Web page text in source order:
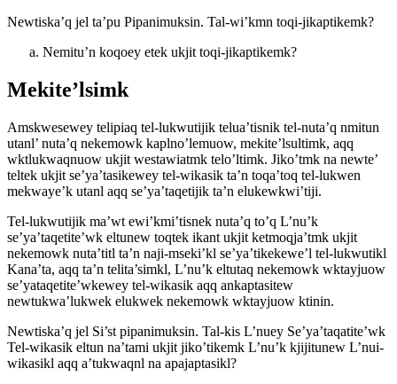
Newtiska’q jel ta’pu Pipanimuksin. Tal-wi’kmn toqi-jikaptikemk?
Nemitu’n koqoey etek ukjit toqi-jikaptikemk?
Mekite’lsimk
Amskwesewey telipiaq tel-lukwutijik telua’tisnik tel-nuta’q nmitun
utanl’ nuta’q nekemowk kaplno’lemuow, mekite’lsultimk, aqq
wktlukwaqnuow ukjit westawiatmk telo’ltimk. Jiko’tmk na newte’
teltek ukjit se’ya’tasikewey tel-wikasik ta’n toqa’toq tel-lukwen
mekwaye’k utanl aqq se’ya’taqetijik ta’n elukewkwi’tiji.
Tel-lukwutijik ma’wt ewi’kmi’tisnek nuta’q to’q L’nu’k
se’ya’taqetite’wk eltunew toqtek ikant ukjit ketmoqja’tmk ukjit
nekemowk nuta’titl ta’n naji-mseki’kl se’ya’tikekewe’l tel-lukwutikl
Kana’ta, aqq ta’n telita’simkl, L’nu’k eltutaq nekemowk wktayjuow
se’yataqetite’wkewey tel-wikasik aqq ankaptasitew
newtukwa’lukwek elukwek nekemowk wktayjuow ktinin.
Newtiska’q jel Si’st pipanimuksin. Tal-kis L’nuey Se’ya’taqatite’wk
Tel-wikasik eltun na’tami ukjit jiko’tikemk L’nu’k kjijitunew L’nui-
wikasikl aqq a’tukwaqnl na apajaptasikl?